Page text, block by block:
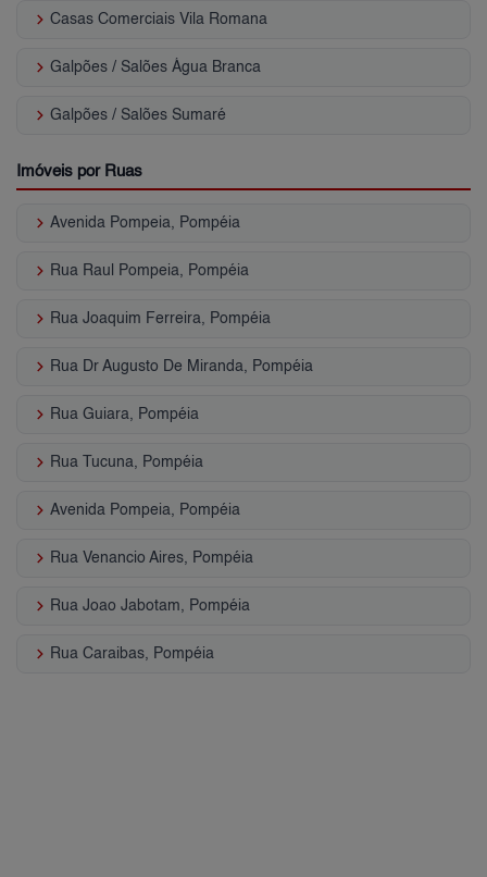
keyboard_arrow_right Casas Comerciais Vila Romana
keyboard_arrow_right Galpões / Salões Água Branca
keyboard_arrow_right Galpões / Salões Sumaré
Imóveis por Ruas
keyboard_arrow_right Avenida Pompeia, Pompéia
keyboard_arrow_right Rua Raul Pompeia, Pompéia
keyboard_arrow_right Rua Joaquim Ferreira, Pompéia
keyboard_arrow_right Rua Dr Augusto De Miranda, Pompéia
keyboard_arrow_right Rua Guiara, Pompéia
keyboard_arrow_right Rua Tucuna, Pompéia
keyboard_arrow_right Avenida Pompeia, Pompéia
keyboard_arrow_right Rua Venancio Aires, Pompéia
keyboard_arrow_right Rua Joao Jabotam, Pompéia
keyboard_arrow_right Rua Caraibas, Pompéia